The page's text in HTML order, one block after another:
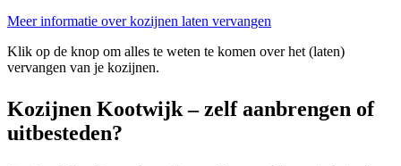
Meer informatie over kozijnen laten vervangen
Klik op de knop om alles te weten te komen over het (laten)
vervangen van je kozijnen.
Kozijnen Kootwijk – zelf aanbrengen of
uitbesteden?